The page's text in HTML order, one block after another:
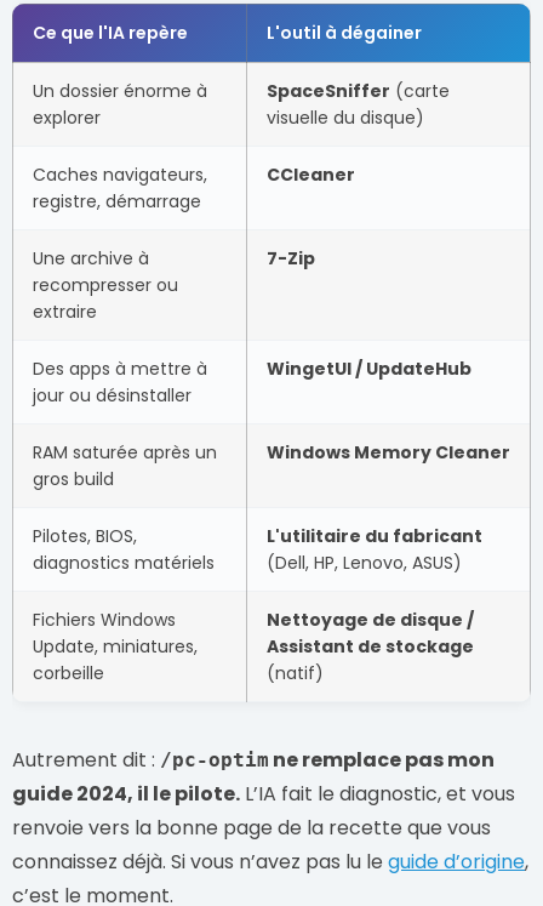
Ce que l'IA repère L'outil à dégainer
Un dossier énorme à
explorer
SpaceSniffer (carte
visuelle du disque)
Caches navigateurs,
registre, démarrage
CCleaner
Une archive à
recompresser ou
extraire
7-Zip
Des apps à mettre à
jour ou désinstaller
WingetUI / UpdateHub
RAM saturée après un
gros build
Windows Memory Cleaner
Pilotes, BIOS,
diagnostics matériels
L'utilitaire du fabricant
(Dell, HP, Lenovo, ASUS)
Fichiers Windows
Update, miniatures,
corbeille
Nettoyage de disque /
Assistant de stockage
(natif)
Autrement dit : /pc-optim ne remplace pas mon
guide 2024, il le pilote. L’IA fait le diagnostic, et vous
renvoie vers la bonne page de la recette que vous
connaissez déjà. Si vous n’avez pas lu le guide d’origine,
c’est le moment.